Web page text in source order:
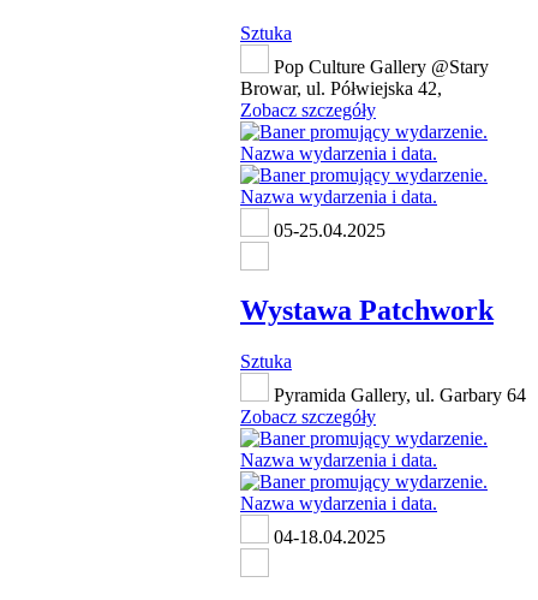
Sztuka
Pop Culture Gallery @Stary
Browar, ul. Półwiejska 42,
Zobacz szczegóły
05-25.04.2025
Wystawa Patchwork
Sztuka
Pyramida Gallery, ul. Garbary 64
Zobacz szczegóły
04-18.04.2025